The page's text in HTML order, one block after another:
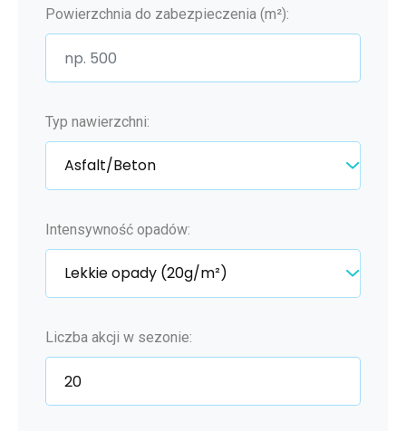
Powierzchnia do zabezpieczenia (m²):
Typ nawierzchni:
Intensywność opadów:
Liczba akcji w sezonie: